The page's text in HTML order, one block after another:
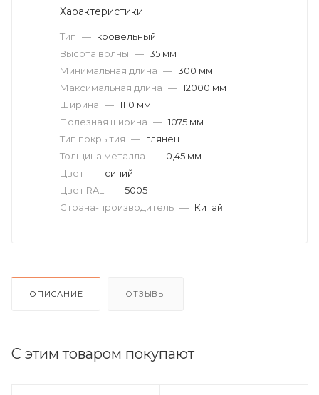
Характеристики
Тип — кровельный
Высота волны — 35 мм
Минимальная длина — 300 мм
Максимальная длина — 12000 мм
Ширина — 1110 мм
Полезная ширина — 1075 мм
Тип покрытия — глянец
Толщина металла — 0,45 мм
Цвет — синий
Цвет RAL
— 5005
Страна-производитель — Китай
ОПИСАНИЕ ОТЗЫВЫ
С этим товаром покупают